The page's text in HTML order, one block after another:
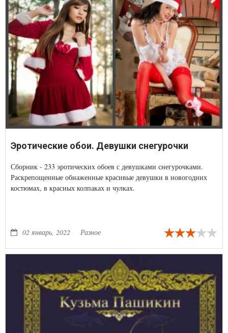
Эротические обои. Девушки снегурочки
Сборник - 233 эротических обоев с девушками снегурочками.
Раскрепощенные обнаженные красивые девушки в новогодних
костюмах, в красных колпаках и чулках.
02 январь, 2022 Разное